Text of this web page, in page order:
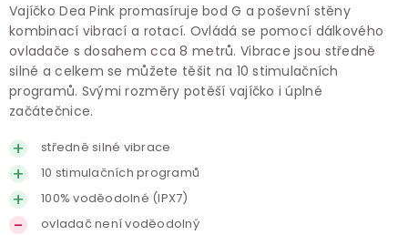
Vajíčko Dea Pink promasíruje bod G a poševní stěny
kombinací vibrací a rotací. Ovládá se pomocí dálkového
ovladače s dosahem cca 8 metrů. Vibrace jsou středně
silné a celkem se můžete těšit na 10 stimulačních
programů. Svými rozměry potěší vajíčko i úplné
začátečnice.
středně silné vibrace
10 stimulačních programů
100% voděodolné (IPX7)
ovladač není voděodolný